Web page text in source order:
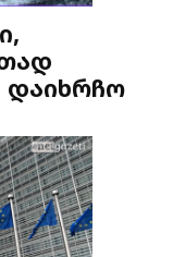
დაიხრჩო